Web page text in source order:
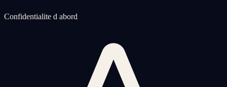
Confidentialite d abord